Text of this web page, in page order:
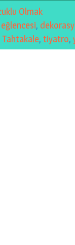
Olmak
,
Tahtakale, tiyatro,